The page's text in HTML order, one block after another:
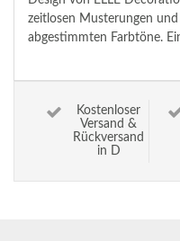
zeitlosen Musterungen
abgestimmten Farbtöne.
Kostenloser
Versand &
Rückversand
in D